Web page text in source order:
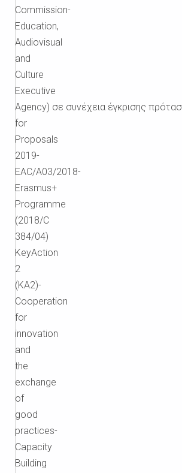
Commission-
Education,
Audiovisual
and
Culture
Executive
Agency) σε συνέχεια έγκρισης
for
Proposals
2019-
EAC/A03/2018-
Erasmus+
Programme
(2018/C
384/04)
KeyAction
2
(KA2)-
Cooperation
for
innovation
and
the
exchange
of
good
practices-
Capacity
Building